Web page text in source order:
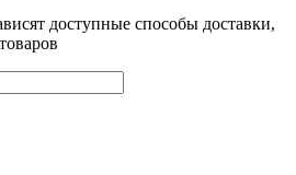
доступные способы доставки,